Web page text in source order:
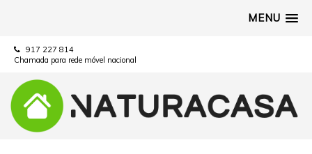
MENU
917 227 814
Chamada para rede móvel nacional